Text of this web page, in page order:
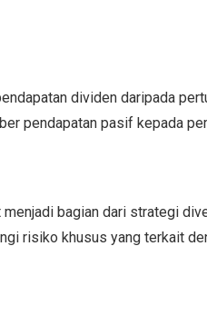
dividen daripada
pendapatan pasif kepada
menjadi bagian dari strategi
risiko khusus yang terkait